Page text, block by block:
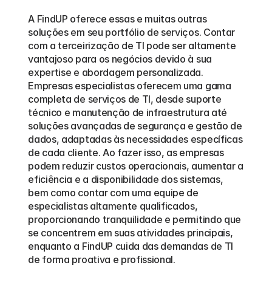
A FindUP oferece essas e muitas outras
soluções em seu portfólio de serviços. Contar
com a terceirização de TI pode ser altamente
vantajoso para os negócios devido à sua
expertise e abordagem personalizada.
Empresas especialistas oferecem uma gama
completa de serviços de TI, desde suporte
técnico e manutenção de infraestrutura até
soluções avançadas de segurança e gestão de
dados, adaptadas às necessidades específicas
de cada cliente. Ao fazer isso, as empresas
podem reduzir custos operacionais, aumentar a
eficiência e a disponibilidade dos sistemas,
bem como contar com uma equipe de
especialistas altamente qualificados,
proporcionando tranquilidade e permitindo que
se concentrem em suas atividades principais,
enquanto a FindUP cuida das demandas de TI
de forma proativa e profissional.